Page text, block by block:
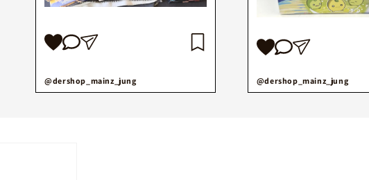
@dershop_mainz_jung @dershop_mainz_jung